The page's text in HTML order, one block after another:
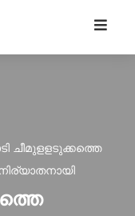
ചീമുളളടുക്കത്തെ